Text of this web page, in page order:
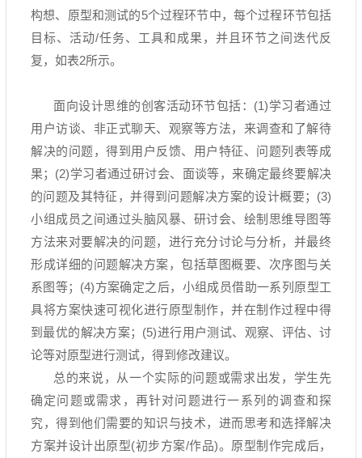
构想、原型和测试的5个过程环节中，每个过程环节包括
目标、活动/任务、工具和成果，并且环节之间迭代反
复，如表2所示。
面向设计思维的创客活动环节包括： (1)学习者通过
用户访谈、非正式聊天、观察等方法，来调查和了解待
解决的问题，得到用户反馈、用户特征、问题列表等成
果； (2)学习者通过研讨会、面谈等，来确定最终要解决
的问题及其特征，并得到问题解决方案的设计概要； (3)
小组成员之间通过头脑风暴、研讨会、绘制思维导图等
方法来对要解决的问题，进行充分讨论与分析，并最终
形成详细的问题解决方案，包括草图概要、次序图与关
系图等； (4)方案确定之后，小组成员借助一系列原型工
具将方案快速可视化进行原型制作，并在制作过程中得
到最优的解决方案； (5)进行用户测试、观察、评估、讨
论等对原型进行测试，得到修改建议。
总的来说，从一个实际的问题或需求出发，学生先
确定问题或需求，再针对问题进行一系列的调查和探
究，得到他们需要的知识与技术，进而思考和选择解决
方案并设计出原型(初步方案/作品)。原型制作完成后，